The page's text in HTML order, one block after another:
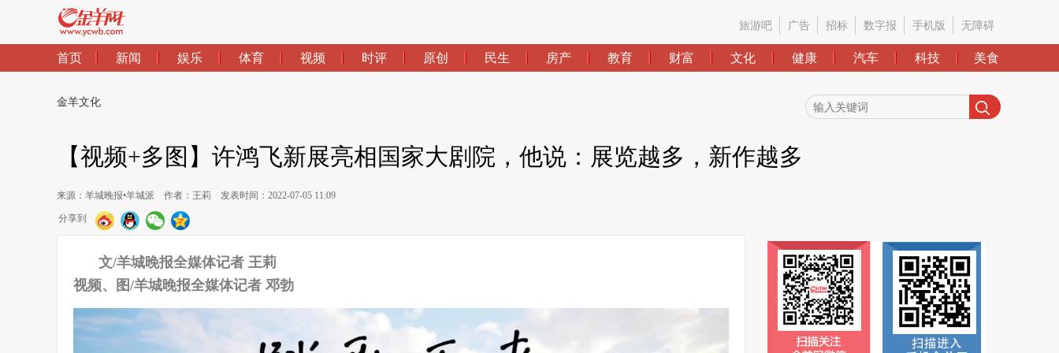
旅游吧 广告 招标 数字报 手机版 无障碍
首页 新闻 娱乐 体育 视频 时评 原创 民生 房产 教育 财富 文化 健康 汽车 科技 美食
金羊文化
【视频+多图】许鸿飞新展亮相国家大剧院，他说：展览越多，新作越多
来源：羊城晚报•羊城派 作者：王莉 发表时间：2022-07-05 11:09
分享到
文/羊城晚报全媒体记者 王莉
视频、图/羊城晚报全媒体记者 邓勃